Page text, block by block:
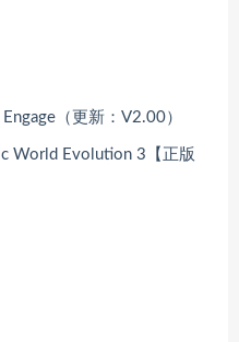
（更新：V2.00）